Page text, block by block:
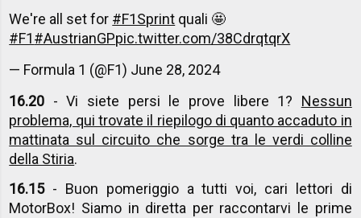
We're all set for #F1Sprint quali 🤩
#F1#AustrianGPpic.twitter.com/38CdrqtqrX
— Formula 1 (@F1) June 28, 2024
16.20 - Vi siete persi le prove libere 1? Nessun
problema, qui trovate il riepilogo di quanto accaduto in
mattinata sul circuito che sorge tra le verdi colline
della Stiria.
16.15- Buon pomeriggio a tutti voi, cari lettori di
MotorBox! Siamo in diretta per raccontarvi le prime